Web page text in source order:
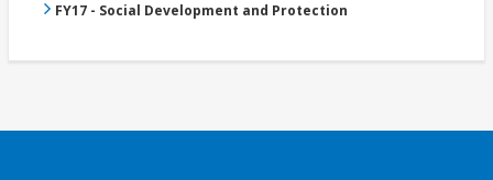
FY17 - Social Development and Protection